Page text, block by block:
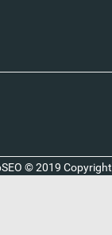
© 2019 Copyright